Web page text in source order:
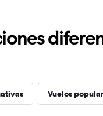
Vuelos